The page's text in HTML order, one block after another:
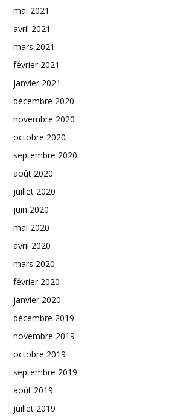
mai 2021
avril 2021
mars 2021
février 2021
janvier 2021
décembre 2020
novembre 2020
octobre 2020
septembre 2020
août 2020
juillet 2020
juin 2020
mai 2020
avril 2020
mars 2020
février 2020
janvier 2020
décembre 2019
novembre 2019
octobre 2019
septembre 2019
août 2019
juillet 2019